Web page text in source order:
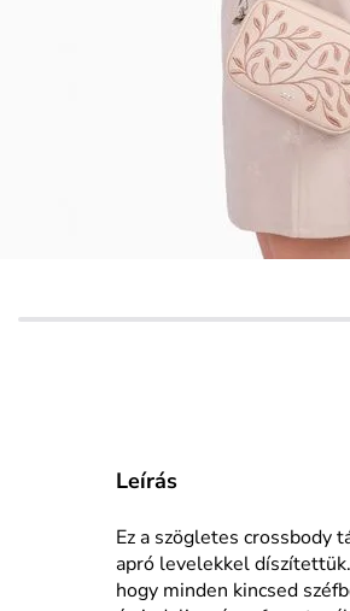
Leírás
Ez a szögletes crossbody
apró levelekkel
hogy minden kincsed